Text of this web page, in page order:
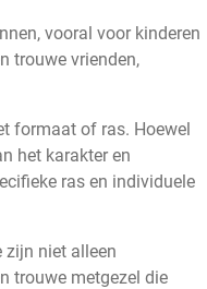
vooral voor kinderen
trouwe vrienden,
formaat of ras. Hoewel
het karakter en
ras en individuele
zijn niet alleen
trouwe metgezel die